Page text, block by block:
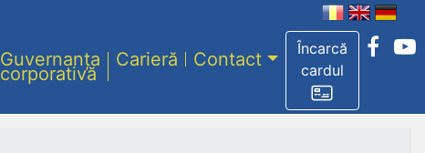
Încarcă
cardul
Guvernanța
corporativă
Carieră Contact